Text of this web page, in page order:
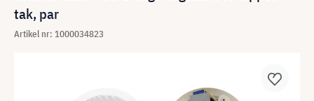
tak, par
Artikel nr: 1000034823